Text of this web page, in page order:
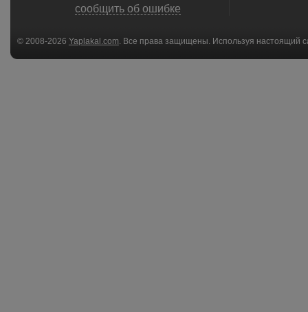
сообщить об ошибке
© 2008-2026 Yaplakal.com . Все права защищены. Используя настоящий
соглашения.